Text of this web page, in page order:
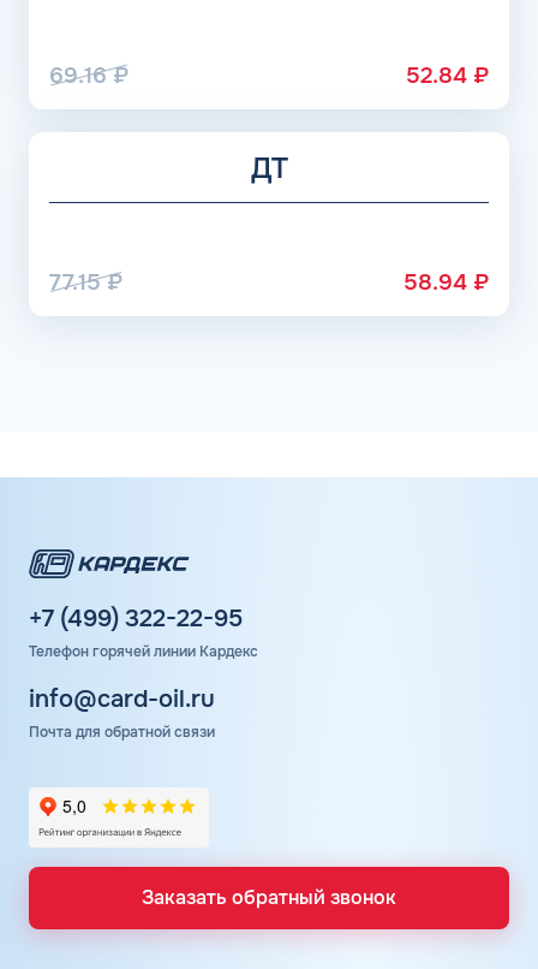
69.16₽ 52.84 ₽
ДТ
77.15₽ 58.94 ₽
+7 (499) 322-22-95
Телефон горячей линии Кардекс
info@card-oil.ru
Почта для обратной связи
Заказать обратный звонок